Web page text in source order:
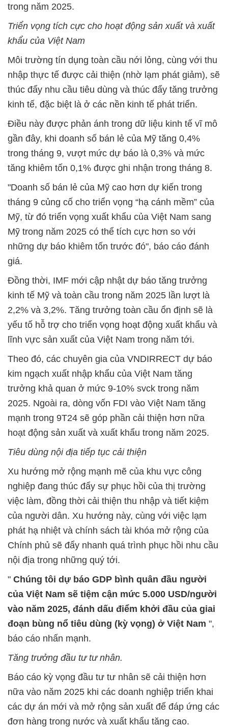
trong năm 2025.
Triển vọng tích cực cho hoạt động sản xuất và xuất
khẩu của Việt Nam
Môi trường tín dụng toàn cầu nới lỏng, cùng với thu
nhập thực tế được cải thiện (nhờ lạm phát giảm), sẽ
thúc đẩy nhu cầu tiêu dùng và thúc đẩy tăng trưởng
kinh tế, đặc biệt là ở các nền kinh tế phát triển.
Điều này được phản ánh trong dữ liệu kinh tế vĩ mô
gần đây, khi doanh số bán lẻ của Mỹ tăng 0,4%
trong tháng 9, vượt mức dự báo là 0,3% và mức
tăng khiêm tốn 0,1% được ghi nhận trong tháng 8.
"Doanh số bán lẻ của Mỹ cao hơn dự kiến trong
tháng 9 củng cố cho triển vọng “hạ cánh mềm” của
Mỹ, từ đó triển vọng xuất khẩu của Việt Nam sang
Mỹ trong năm 2025 có thể tích cực hơn so với
những dự báo khiêm tốn trước đó", báo cáo đánh
giá.
Đồng thời, IMF mới cập nhật dự báo tăng trưởng
kinh tế Mỹ và toàn cầu trong năm 2025 lần lượt là
2,2% và 3,2%. Tăng trưởng toàn cầu ổn định sẽ là
yếu tố hỗ trợ cho triển vọng hoạt động xuất khẩu và
lĩnh vực sản xuất của Việt Nam trong năm tới.
Theo đó, các chuyên gia của VNDIRRECT dự báo
kim ngạch xuất nhập khẩu của Việt Nam tăng
trưởng khả quan ở mức 9-10% svck trong năm
2025. Ngoài ra, dòng vốn FDI vào Việt Nam tăng
mạnh trong 9T24 sẽ góp phần cải thiện hơn nữa
hoạt động sản xuất và xuất khẩu trong năm 2025.
Tiêu dùng nội địa tiếp tục cải thiện
Xu hướng mở rộng mạnh mẽ của khu vực công
nghiệp đang thúc đẩy sự phục hồi của thị trường
việc làm, đồng thời cải thiện thu nhập và tiết kiệm
của người dân. Xu hướng này, cùng với việc lạm
phát hạ nhiệt và chính sách tài khóa mở rộng của
Chính phủ sẽ đẩy nhanh quá trình phục hồi nhu cầu
nội địa trong những quý tới.
" Chúng tôi dự báo GDP bình quân đầu người
của Việt Nam sẽ tiệm cận mức 5.000 USD/người
vào năm 2025, đánh dấu điểm khởi đầu của giai
đoạn bùng nổ tiêu dùng (kỳ vọng) ở Việt Nam ",
báo cáo nhấn mạnh.
Tăng trưởng đầu tư tư nhân.
Báo cáo kỳ vọng đầu tư tư nhân sẽ cải thiện hơn
nữa vào năm 2025 khi các doanh nghiệp triển khai
các dự án mới và mở rộng sản xuất để đáp ứng các
đơn hàng trong nước và xuất khẩu tăng cao.